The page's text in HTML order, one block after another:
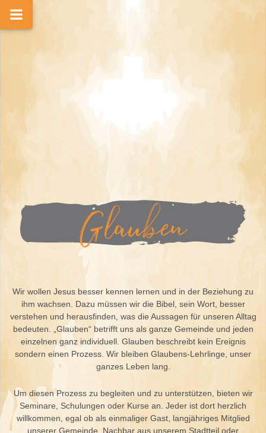
Glauben
Wir wollen Jesus besser kennen lernen und in der Beziehung zu
ihm wachsen. Dazu müssen wir die Bibel, sein Wort, besser
verstehen und herausfinden, was die Aussagen für unseren Alltag
bedeuten. „Glauben“ betrifft uns als ganze Gemeinde und jeden
einzelnen ganz individuell. Glauben beschreibt kein Ereignis
sondern einen Prozess. Wir bleiben Glaubens-Lehrlinge, unser
ganzes Leben lang.
Um diesen Prozess zu begleiten und zu unterstützen, bieten wir
Seminare, Schulungen oder Kurse an. Jeder ist dort herzlich
willkommen, egal ob als einmaliger Gast, langjähriges Mitglied
unserer Gemeinde, Nachbar aus unserem Stadtteil oder